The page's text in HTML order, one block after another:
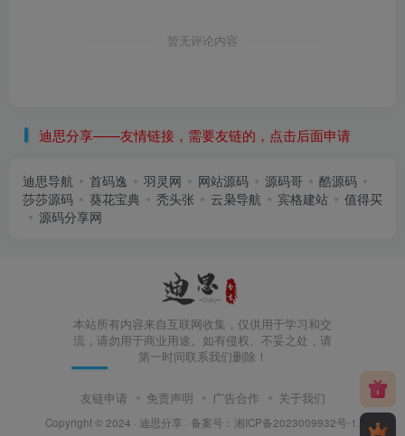
暂无评论内容
迪思分享——友情链接，需要友链的，点击后面申请
迪思导航 首码逸 羽灵网 网站源码 源码哥
酷源码
莎莎源码
葵花宝典 秃头张 云枭导航 宾格建站
值得买
源码分享网
本站所有内容来自互联网收集，仅供用于学习和交
流，请勿用于商业用途。如有侵权、不妥之处，请
第一时间联系我们删除！
友链申请 免责声明 广告合作 关于我们
Copyright © 2024 · 迪思分享 · 备案号： 湘ICP备2023009932号-1